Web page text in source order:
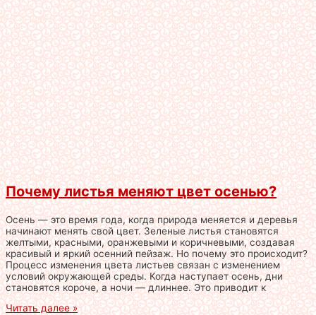
Почему листья меняют цвет осенью?
Осень — это время года, когда природа меняется и деревья
начинают менять свой цвет. Зеленые листья становятся
желтыми, красными, оранжевыми и коричневыми, создавая
красивый и яркий осенний пейзаж. Но почему это происходит?
Процесс изменения цвета листьев связан с изменением
условий окружающей среды. Когда наступает осень, дни
становятся короче, а ночи — длиннее. Это приводит к
Читать далее »